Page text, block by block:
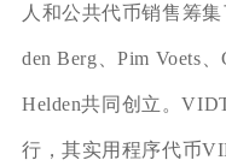
人和公共代币销售筹
den Berg、Pim Voets
Helden共同创立。
行，其实用程序代币